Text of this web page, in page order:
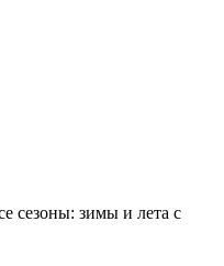
сезоны: зимы и лета с